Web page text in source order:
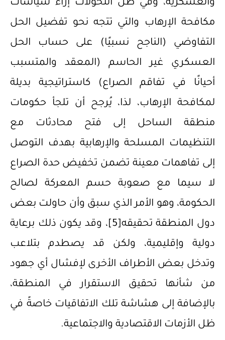
والعسكرية، وفي ظل التحولات إزاء سياسات
مكافحة الإرهاب والتي تتجه نحو تفضيل الحل
التفاوضي (الناجح نسبيًا) على حساب الحل
العسكري غير الحاسم (المعقد والمتسبب
أحيانًا في تفاقم الصراع) كاستراتيجية بديلة
لمكافحة الإرهاب، لذا، يُرجح أن تلجأ حكومات
منطقة الساحل إلى فتح محادثات مع
التنظيمات المسلحة والإرهابية بهدف التوصل
إلى تفاهمات معينة تضمن تخفيض حدة الصراع
لا سيما مع صعوبة حسم المعركة لصالح
الحكومة، وهو الأمر الذي سبق وأن حاولت بعض
دول المنطقة تحقيقه[5]
، وقد يكون ذلك برعاية
دولية وإقليمية، ولكن قد يصطدم بتلاعب
وتدخل بعض الأطراف الأخرى لإفشال أي جهود
من شأنها تحقيق الاستقرار في المنطقة،
بالإضافة إلى هشاشة تلك الاتفاقيات خاصةً في
ظل الأزمات الاقتصادية والاجتماعية.